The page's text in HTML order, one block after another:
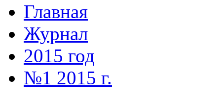
Главная
Журнал
2015 год
№1 2015 г.